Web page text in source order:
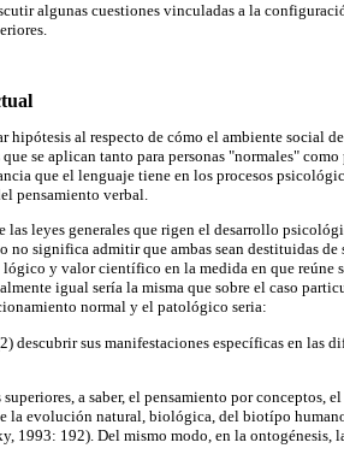
algunas cuestiones vinculadas a la
hipótesis al respecto de cómo el ambiente social
se aplican tanto para personas "normales" como
que el lenguaje tiene en los procesos
pensamiento verbal.
leyes generales que rigen el desarrollo
significa admitir que ambas sean destituidas de
y valor científico en la medida en que reúne
igual sería la misma que sobre el caso
normal y el patológico seria:
descubrir sus manifestaciones específicas en las
a saber, el pensamiento por conceptos,
la evolución natural, biológica, del biotípo
1993: 192). Del mismo modo, en la ontogénesis,